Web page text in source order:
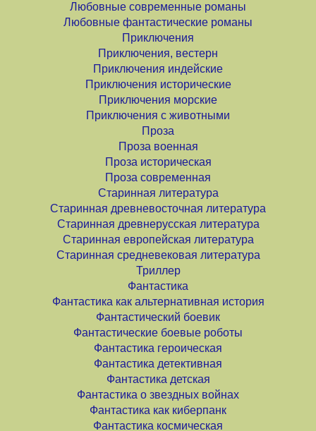
Любовные современные романы
Любовные фантастические романы
Приключения
Приключения, вестерн
Приключения индейские
Приключения исторические
Приключения морские
Приключения с животными
Проза
Проза военная
Проза историческая
Проза современная
Старинная литература
Старинная древневосточная литература
Старинная древнерусская литература
Старинная европейская литература
Старинная средневековая литература
Триллер
Фантастика
Фантастика как альтернативная история
Фантастический боевик
Фантастические боевые роботы
Фантастика героическая
Фантастика детективная
Фантастика детская
Фантастика о звездных войнах
Фантастика как киберпанк
Фантастика космическая